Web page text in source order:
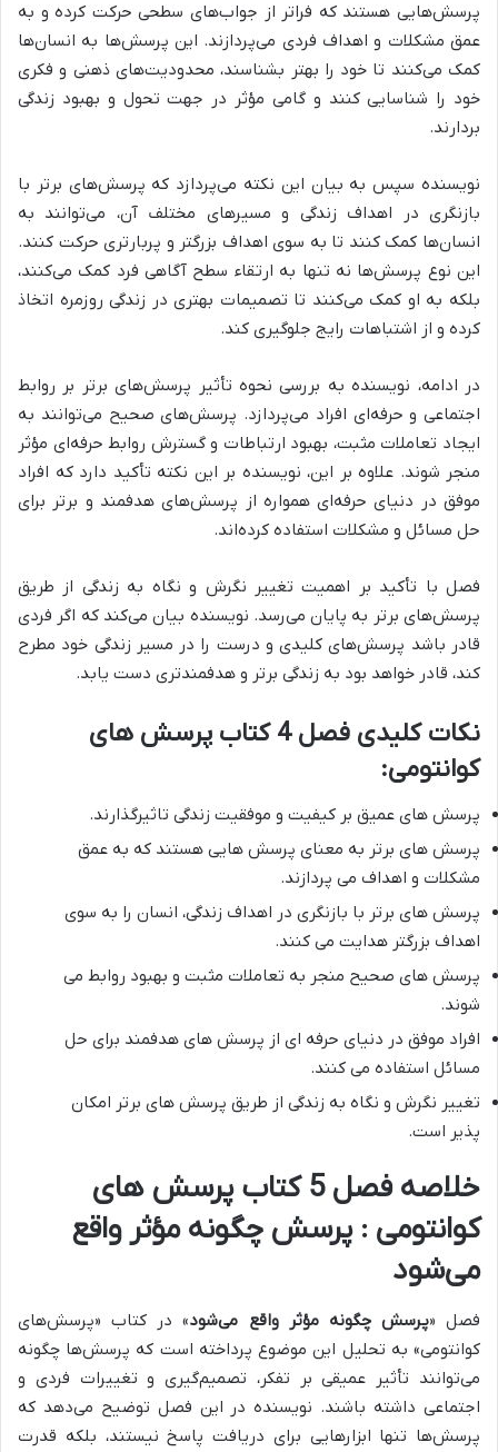
پرسش‌هایی هستند که فراتر از جواب‌های سطحی حرکت کرده و به
عمق مشکلات و اهداف فردی می‌پردازند. این پرسش‌ها به انسان‌ها
کمک می‌کنند تا خود را بهتر بشناسند، محدودیت‌های ذهنی و فکری
خود را شناسایی کنند و گامی مؤثر در جهت تحول و بهبود زندگی
بردارند.
نویسنده سپس به بیان این نکته می‌پردازد که پرسش‌های برتر با
بازنگری در اهداف زندگی و مسیرهای مختلف آن، می‌توانند به
انسان‌ها کمک کنند تا به سوی اهداف بزرگتر و پربارتری حرکت کنند.
این نوع پرسش‌ها نه تنها به ارتقاء سطح آگاهی فرد کمک می‌کنند،
بلکه به او کمک می‌کنند تا تصمیمات بهتری در زندگی روزمره اتخاذ
کرده و از اشتباهات رایج جلوگیری کند.
در ادامه، نویسنده به بررسی نحوه تأثیر پرسش‌های برتر بر روابط
اجتماعی و حرفه‌ای افراد می‌پردازد. پرسش‌های صحیح می‌توانند به
ایجاد تعاملات مثبت، بهبود ارتباطات و گسترش روابط حرفه‌ای مؤثر
منجر شوند. علاوه بر این، نویسنده بر این نکته تأکید دارد که افراد
موفق در دنیای حرفه‌ای همواره از پرسش‌های هدفمند و برتر برای
حل مسائل و مشکلات استفاده کرده‌اند.
فصل با تأکید بر اهمیت تغییر نگرش و نگاه به زندگی از طریق
پرسش‌های برتر به پایان می‌رسد. نویسنده بیان می‌کند که اگر فردی
قادر باشد پرسش‌های کلیدی و درست را در مسیر زندگی خود مطرح
کند، قادر خواهد بود به زندگی برتر و هدفمندتری دست یابد.
نکات کلیدی فصل 4 کتاب پرسش های
کوانتومی:
پرسش های عمیق بر کیفیت و موفقیت زندگی تاثیرگذارند.
پرسش های برتر به معنای پرسش هایی هستند که به عمق
مشکلات و اهداف می پردازند.
پرسش های برتر با بازنگری در اهداف زندگی، انسان را به سوی
اهداف بزرگتر هدایت می کنند.
پرسش های صحیح منجر به تعاملات مثبت و بهبود روابط می
شوند.
افراد موفق در دنیای حرفه ای از پرسش های هدفمند برای حل
مسائل استفاده می کنند.
تغییر نگرش و نگاه به زندگی از طریق پرسش های برتر امکان
پذیر است.
خلاصه فصل 5 کتاب پرسش های
کوانتومی : پرسش چگونه مؤثر واقع
می‌شود
فصل «پرسش چگونه مؤثر واقع می‌شود» در کتاب «پرسش‌های
کوانتومی» به تحلیل این موضوع پرداخته است که پرسش‌ها چگونه
می‌توانند تأثیر عمیقی بر تفکر، تصمیم‌گیری و تغییرات فردی و
اجتماعی داشته باشند. نویسنده در این فصل توضیح می‌دهد که
پرسش‌ها تنها ابزارهایی برای دریافت پاسخ نیستند، بلکه قدرت